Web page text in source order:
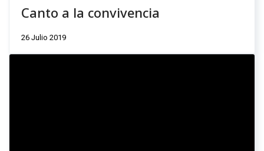
Canto a la convivencia
26 Julio 2019